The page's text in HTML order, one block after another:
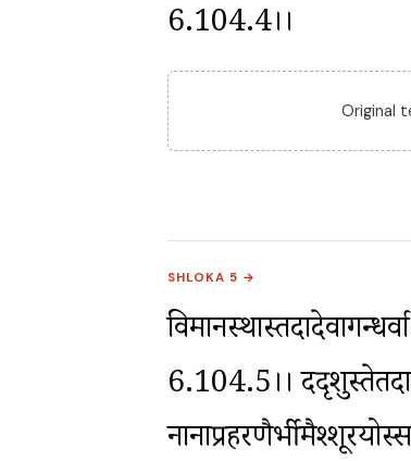
6.104.4।।
Original
SHLOKA 5 →
6.104.5।।